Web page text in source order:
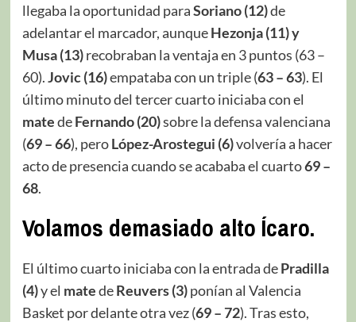
llegaba la oportunidad paraSoriano (12)de
adelantar el marcador, aunqueHezonja (11) y
Musa (13)recobraban la ventaja en 3 puntos (63 –
60).Jovic (16)empataba con un triple (63 – 63). El
último minuto del tercer cuarto iniciaba con el
matedeFernando (20)sobre la defensa valenciana
(69 – 66), peroLópez-Arostegui (6)volvería a hacer
acto de presencia cuando se acababa el cuarto69 –
68.
Volamos demasiado alto Ícaro.
El último cuarto iniciaba con la entrada dePradilla
(4)y el matedeReuvers (3)ponían al Valencia
Basket por delante otra vez (69 – 72). Tras esto,